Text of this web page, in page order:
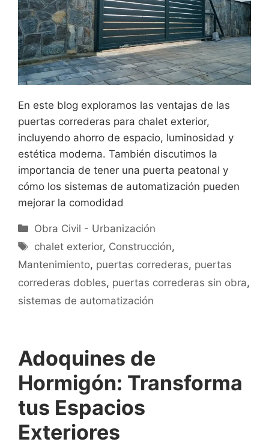
En este blog exploramos las ventajas de las
puertas correderas para chalet exterior,
incluyendo ahorro de espacio, luminosidad y
estética moderna. También discutimos la
importancia de tener una puerta peatonal y
cómo los sistemas de automatización pueden
mejorar la comodidad
Categorías
Obra Civil - Urbanización
Etiquetas
chalet exterior, Construcción,
Mantenimiento, puertas correderas, puertas
correderas dobles, puertas correderas sin obra,
sistemas de automatización
Adoquines de
Hormigón: Transforma
tus Espacios
Exteriores